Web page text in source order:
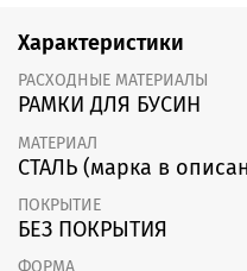
Характеристики
РАСХОДНЫЕ МАТЕРИАЛЫ
РАМКИ ДЛЯ БУСИН
МАТЕРИАЛ
СТАЛЬ (марка в
ПОКРЫТИЕ
БЕЗ ПОКРЫТИЯ
ФОРМА